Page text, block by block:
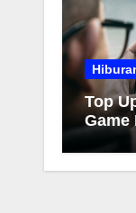
Top
Game